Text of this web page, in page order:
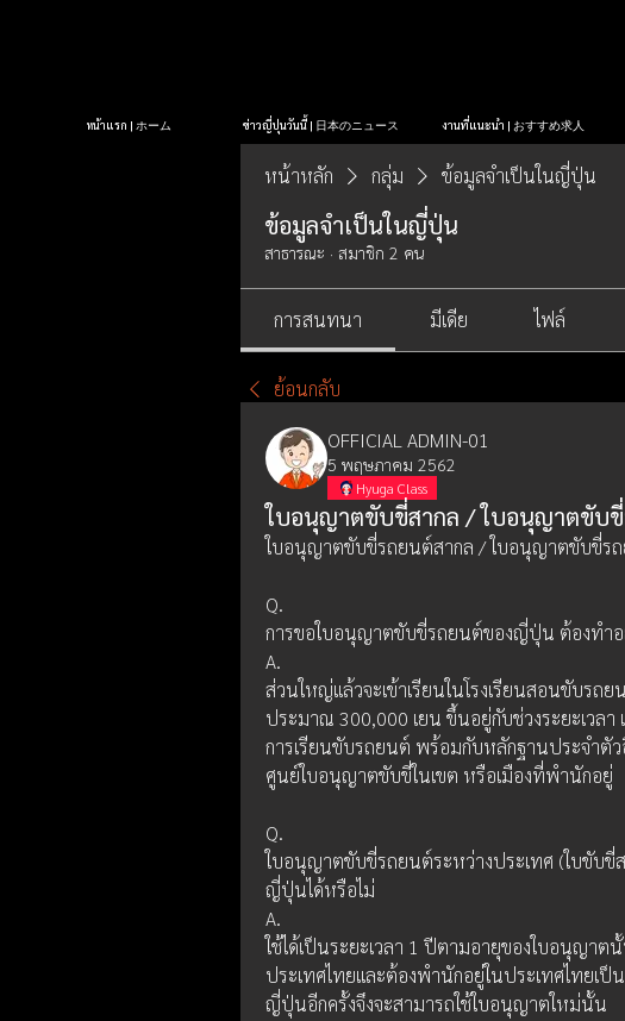
หน้าแรก | ホーム ข่าวญี่ปุ่นวันนี้ | 日本のニュース งานที่แนะนำ | おすすめ求人
หน้าหลัก กลุ่ม ข้อมูลจำเป็นในญี่ปุ่น
ข้อมูลจำเป็นในญี่ปุ่น
สาธารณะ · สมาชิก 2 คน
การสนทนา มีเดีย ไฟล์
ย้อนกลับ
OFFICIAL ADMIN-01
5 พฤษภาคม 2562
Hyuga Class
ใบอนุญาตขับขี่สากล / ใบอนุญาตขับ
ใบอนุญาตขับขี่รถยนต์สากล / ใบอนุญาตขับขี่ร
Q.
การขอใบอนุญาตขับขี่รถยนต์ของญี่ปุ่น ต้องทำอ
A.
ส่วนใหญ่แล้วจะเข้าเรียนในโรงเรียนสอนขับรถ
ประมาณ 300,000 เยน ขึ้นอยู่กับช่วงระยะเวล
การเรียนขับรถยนต์ พร้อมกับหลักฐานประจำ
ศูนย์ใบอนุญาตขับขี่ในเขต หรือเมืองที่พำนักอยู่
Q.
ใบอนุญาตขับขี่รถยนต์ระหว่างประเทศ (ใบขับขี่
ญี่ปุ่นได้หรือไม่
A.
ใช้ได้เป็นระยะเวลา 1 ปีตามอายุของใบอนุญา
ประเทศไทยและต้องพำนักอยู่ในประเทศไทยเป็
ญี่ปุ่นอีกครั้งจึงจะสามารถใช้ใบอนุญาตใหม่นั้น